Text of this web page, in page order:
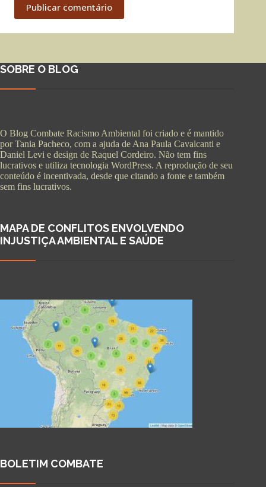
Publicar comentário
SOBRE O BLOG
O Blog Combate Racismo Ambiental foi criado e é mantido
por Tania Pacheco, com a ajuda de Ana Paula Cavalcanti e
Daniel Levi e design de Raquel Cordeiro. Não tem fins
lucrativos e utiliza tecnologia WordPress. A reprodução de seu
conteúdo é incentivada, desde que citando a fonte e também
sem fins lucrativos.
MAPA DE CONFLITOS ENVOLVENDO
INJUSTIÇA AMBIENTAL E SAÚDE
BOLETIM COMBATE